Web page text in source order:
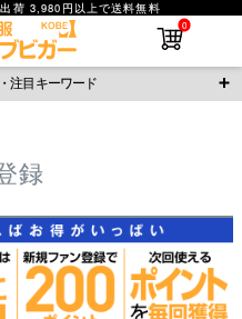
荷 3,980円以上で送料無料
0
注目キーワード
撥水レイン
背中開きアイテム
テム
ご利用ガイド
録